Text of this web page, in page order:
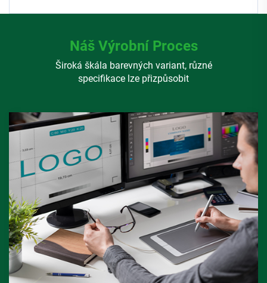
Náš Výrobní Proces
Široká škála barevných variant, různé
specifikace lze přizpůsobit